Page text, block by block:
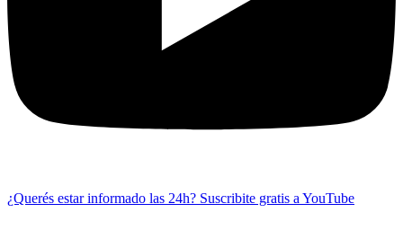
¿Querés estar informado las 24h? Suscribite gratis a YouTube